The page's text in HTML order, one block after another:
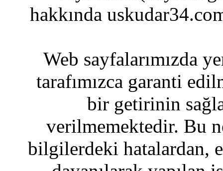
hakkında
Web sayfalarımızda
tarafımızca garanti
bir getirinin
verilmemektedir. Bu
bilgilerdeki hatalardan,